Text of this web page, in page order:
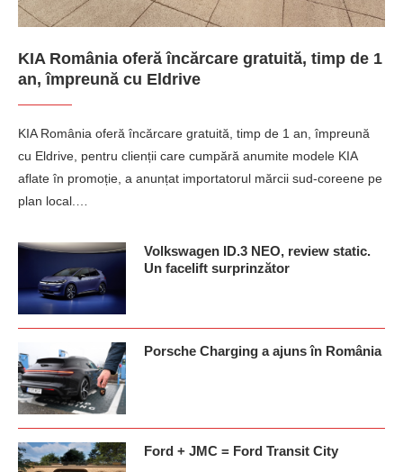
KIA România oferă încărcare gratuită, timp de 1
an, împreună cu Eldrive
KIA România oferă încărcare gratuită, timp de 1 an, împreună
cu Eldrive, pentru clienții care cumpără anumite modele KIA
aflate în promoție, a anunțat importatorul mărcii sud-coreene pe
plan local.…
Volkswagen ID.3 NEO, review static.
Un facelift surprinzător
Porsche Charging a ajuns în România
Ford + JMC = Ford Transit City